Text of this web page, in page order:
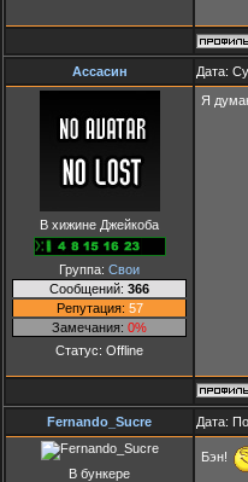
Ассасин Дата:
В хижине Джейкоба
Группа: Свои
Сообщений: 366
Репутация: 57
Замечания: 0%
Статус: Offline
Я
Fernando_Sucre Дата:
В бункере
Бэн!